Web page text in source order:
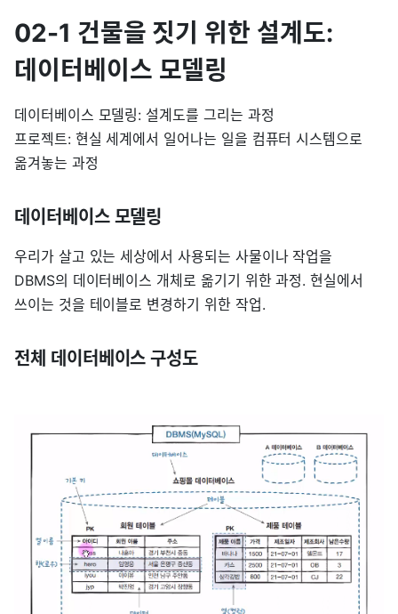
02-1 건물을 짓기 위한 설계도:
데이터베이스 모델링
데이터베이스 모델링: 설계도를 그리는 과정
프로젝트: 현실 세계에서 일어나는 일을 컴퓨터 시스템으로
옮겨놓는 과정
데이터베이스 모델링
우리가 살고 있는 세상에서 사용되는 사물이나 작업을
DBMS의 데이터베이스 개체로 옮기기 위한 과정. 현실에서
쓰이는 것을 테이블로 변경하기 위한 작업.
전체 데이터베이스 구성도